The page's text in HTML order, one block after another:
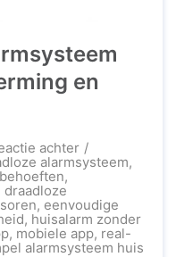
en
achterop
Een
Eenvoudig
voor
Thuis:
Bescherming
en
alarmsysteem,
,
draadloze
, eenvoudige
, huisalarm zonder
, mobiele app, real-
alarmsysteem huis